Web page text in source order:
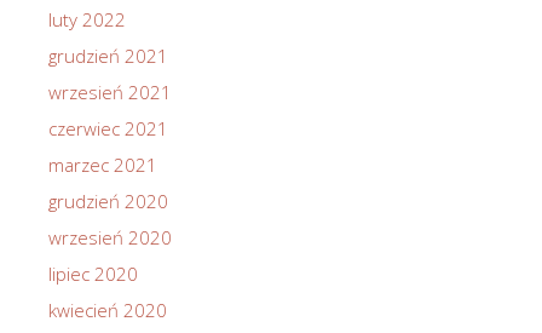
luty 2022
grudzień 2021
wrzesień 2021
czerwiec 2021
marzec 2021
grudzień 2020
wrzesień 2020
lipiec 2020
kwiecień 2020